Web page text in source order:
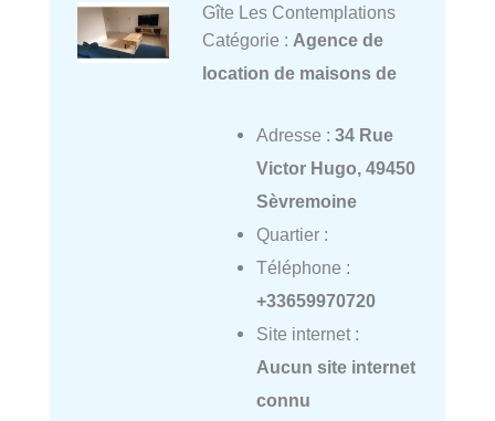
Gîte Les Contemplations
Catégorie : Agence de
location de maisons de
Adresse : 34 Rue
Victor Hugo, 49450
Sèvremoine
Quartier :
Téléphone :
+33659970720
Site internet :
Aucun site internet
connu